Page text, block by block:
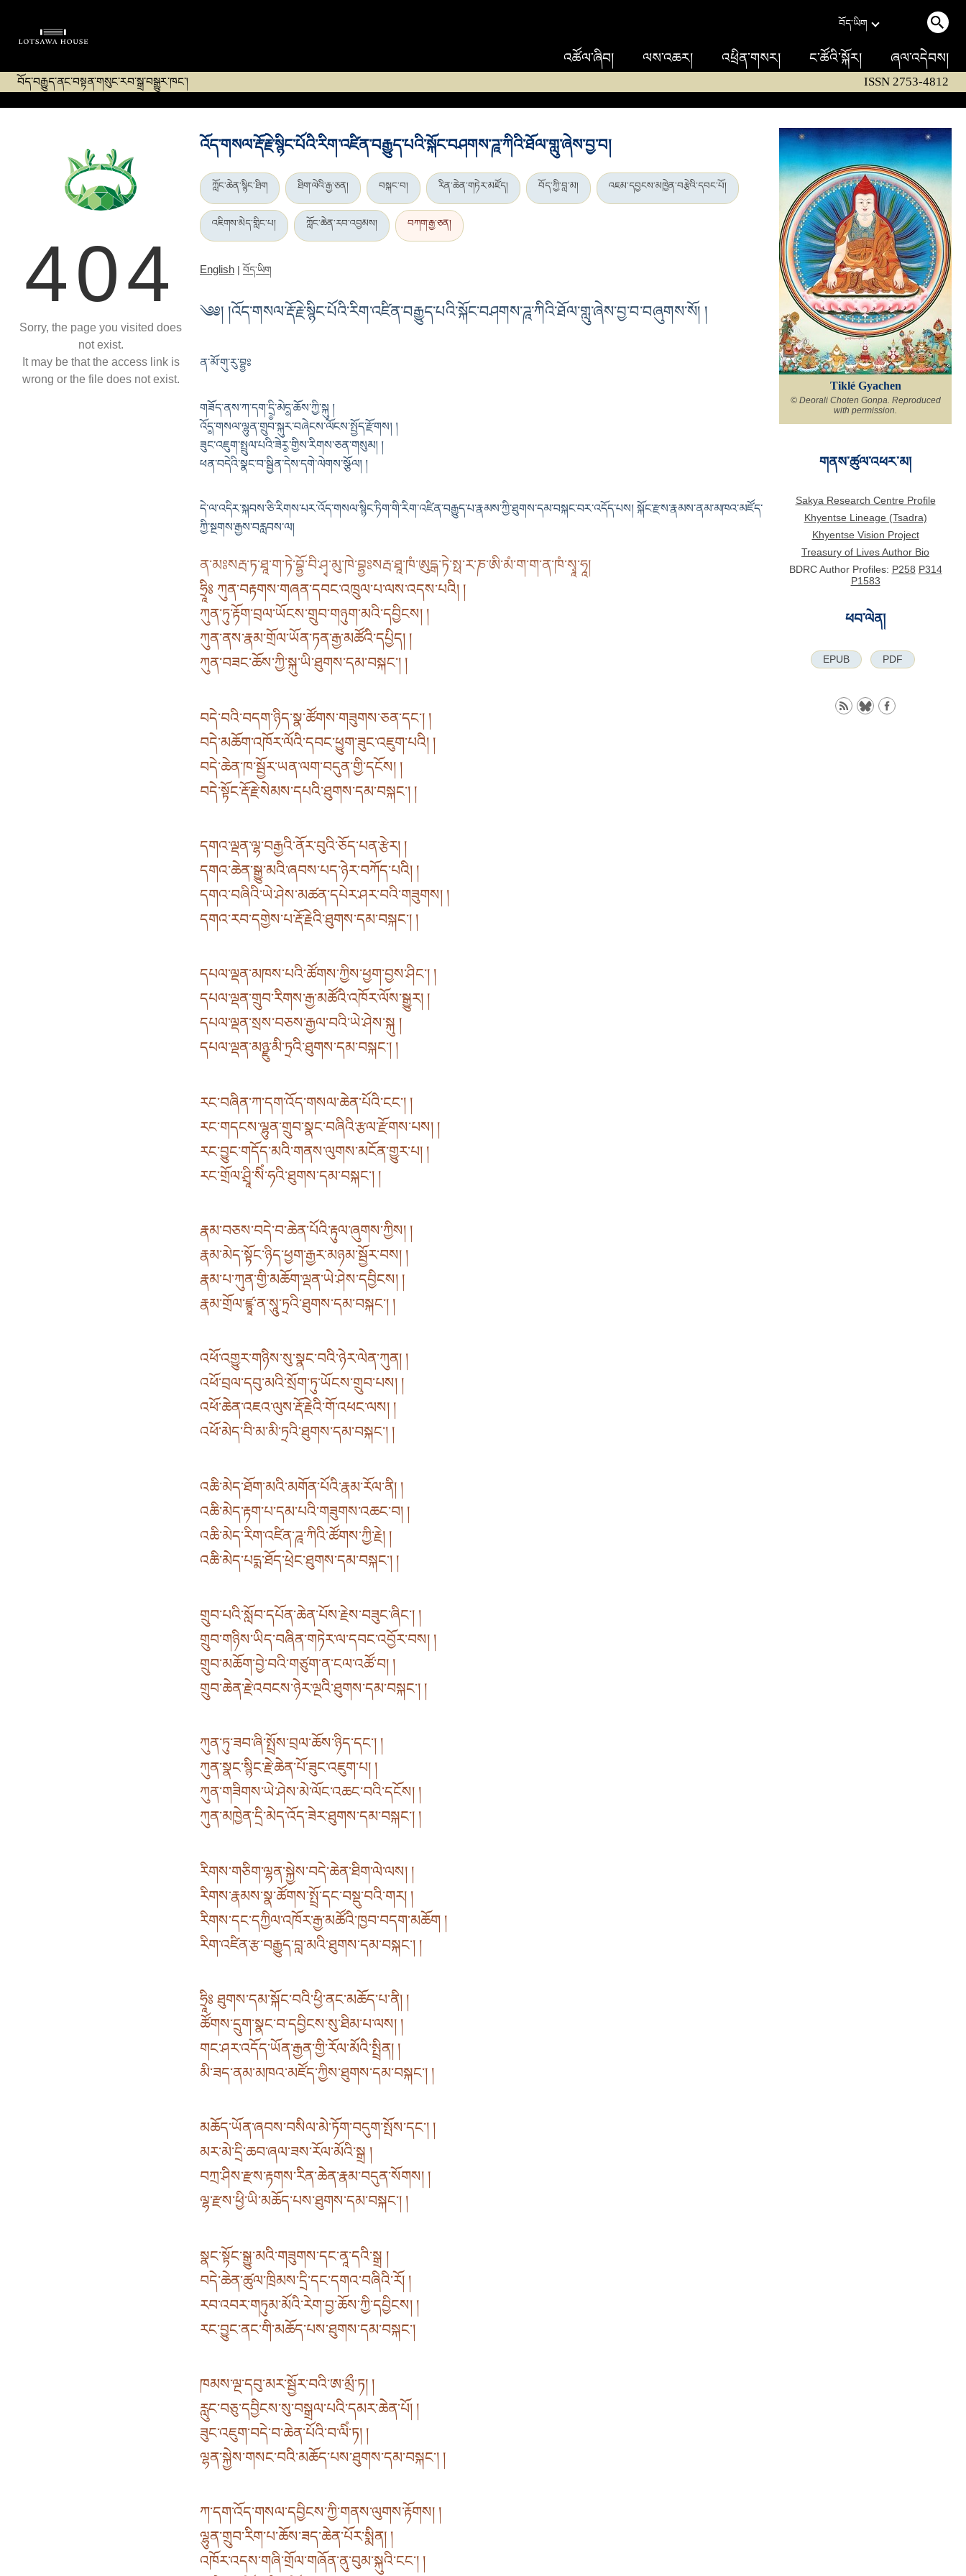
བོད་ཡིག
འཚོལ་ཞིབ། ལས་འཆར། འཕྲིན་གསར། ང་ཚོའི་སྐོར། ཞལ་འདེབས།
བོད་བརྒྱུད་ནང་བསྟན་གསུང་རབ་སྒྲ་བསྒྱུར་ཁང་། ISSN 2753-4812
404
Sorry, the page you visited does
not exist.
It may be that the access link is
wrong or the file does not exist.
འོད་གསལ་རྡོ་རྗེ་སྙིང་པོའི་རིག་འཛིན་བརྒྱུད་པའི་སྐོང་བཤགས་ཌཱ་ཀིའི་ཐོལ་གླུ་ཞེས་བྱ་བ།
ཀློང་ཆེན་སྙིང་ཐིག ཐིག་ལེའི་རྒྱ་ཅན། བསྐང་བ། རིན་ཆེན་གཏེར་མཛོད། བོད་ཀྱི་བླ་མ། འཇམ་དབྱངས་མཁྱེན་བརྩེའི་དབང་པོ།
འཇིགས་མེད་གླིང་པ། ཀློང་ཆེན་རབ་འབྱམས། བཀག་རྒྱ་ཅན།
English | བོད་ཡིག
༄༅། །འོད་གསལ་རྡོ་རྗེ་སྙིང་པོའི་རིག་འཛིན་བརྒྱུད་པའི་སྐོང་བཤགས་ཌཱ་ཀིའི་ཐོལ་གླུ་ཞེས་བྱ་བ་བཞུགས་སོ། །
ན་མོ་གུ་རུ་བྷྱཿ
གཟོད་ནས་ཀ་དག་དྲི༵་མེད༵་ཆོས་ཀྱི་སྐུ །
འོད༵་གསལ་ལྷུན་གྲུབ་སྐུར་བཞེངས་ལོངས་སྤྱོད་རྫོགས། །
ཟུང་འཇུག་སྤྲུལ་པའི་ཟེར༵་གྱིས་རིགས་ཅན་གསུམ། །
ཕན་བདེའི་སྣང་བ་སྦྱིན་དེས་དགེ་ལེགས་སྩོལ། །
དེ་ལ་འདིར་སྐབས་ཅི་རིགས་པར་འོད་གསལ་སྙིང་ཏིག་གི་རིག་འཛིན་བརྒྱུད་པ་རྣམས་ཀྱི་ཐུགས་དམ་བསྐང་བར་འདོད་པས། སྐོང་རྫས་རྣམས་ནམ་མཁའ་མཛོད་
ཀྱི་སྔགས་རྒྱས་བརླབས་ལ།
ན་མཿསརྦ་ཏ་ཐཱ་ག་ཏེ་བྷྱོ་བི་ཤྭ་མུ་ཁེ་བྷྱཿསརྦ་ཐཱ་ཁཾ་ཨུདྒ་ཏེ་སྥ་ར་ཎ་ཨི་མཾ་ག་ག་ན་ཁཾ་སྭཱ་ཧཱ།
ཧྲཱིཿ ཀུན་བརྟགས་གཞན་དབང་འཁྲུལ་པ་ལས་འདས་པའི། །
ཀུན་ཏུ་རྟོག་བྲལ་ཡོངས་གྲུབ་གཉུག་མའི་དབྱིངས། །
ཀུན་ནས་རྣམ་གྲོལ་ཡོན་ཏན་རྒྱ་མཚོའི་དཔྱིད། །
ཀུན་བཟང་ཆོས་ཀྱི་སྐུ་ཡི་ཐུགས་དམ་བསྐང་། །
བདེ་བའི་བདག་ཉིད་སྣ་ཚོགས་གཟུགས་ཅན་དང་། །
བདེ་མཆོག་འཁོར་ལོའི་དབང་ཕྱུག་ཟུང་འཇུག་པའི། །
བདེ་ཆེན་ཁ་སྦྱོར་ཡན་ལག་བདུན་གྱི་དངོས། །
བདེ་སྟོང་རྡོ་རྗེ་སེམས་དཔའི་ཐུགས་དམ་བསྐང་། །
དགའ་ལྡན་ལྷ་བརྒྱའི་ནོར་བུའི་ཅོད་པན་རྩེར། །
དགའ་ཆེན་སྒྱུ་མའི་ཞབས་པད་ཉེར་བཀོད་པའི། །
དགའ་བཞིའི་ཡེ་ཤེས་མཚན་དཔེར་ཤར་བའི་གཟུགས། །
དགའ་རབ་དགྱེས་པ་རྡོ་རྗེའི་ཐུགས་དམ་བསྐང་། །
དཔལ་ལྡན་མཁས་པའི་ཚོགས་ཀྱིས་ཕྱག་བྱས་ཤིང་། །
དཔལ་ལྡན་གྲུབ་རིགས་རྒྱ་མཚོའི་འཁོར་ལོས་སྒྱུར། །
དཔལ་ལྡན་སྲས་བཅས་རྒྱལ་བའི་ཡེ་ཤེས་སྐུ །
དཔལ་ལྡན་མཉྫུ་མི་ཏྲའི་ཐུགས་དམ་བསྐང་། །
རང་བཞིན་ཀ་དག་འོད་གསལ་ཆེན་པོའི་ངང་། །
རང་གདངས་ལྷུན་གྲུབ་སྣང་བཞིའི་རྩལ་རྫོགས་པས། །
རང་བྱུང་གདོད་མའི་གནས་ལུགས་མངོན་གྱུར་པ། །
རང་གྲོལ་ཤྲཱི་སིཾ་ཧའི་ཐུགས་དམ་བསྐང་། །
རྣམ་བཅས་བདེ་བ་ཆེན་པོའི་རྟུལ་ཞུགས་ཀྱིས། །
རྣམ་མེད་སྟོང་ཉིད་ཕྱག་རྒྱར་མཉམ་སྦྱོར་བས། །
རྣམ་པ་ཀུན་གྱི་མཆོག་ལྡན་ཡེ་ཤེས་དབྱིངས། །
རྣམ་གྲོལ་ཛྙཱ་ན་སཱུ་ཏྲའི་ཐུགས་དམ་བསྐང་། །
འཕོ་འགྱུར་གཉིས་སུ་སྣང་བའི་ཉེར་ལེན་ཀུན། །
འཕོ་བྲལ་དབུ་མའི་སྲོག་ཏུ་ཡོངས་གྲུབ་པས། །
འཕོ་ཆེན་འཇའ་ལུས་རྡོ་རྗེའི་གོ་འཕང་ལས། །
འཕོ་མེད་བི་མ་མི་ཏྲའི་ཐུགས་དམ་བསྐང་། །
འཆི་མེད་ཐོག་མའི་མགོན་པོའི་རྣམ་རོལ་ནི། །
འཆི་མེད་རྟག་པ་དམ་པའི་གཟུགས་འཆང་བ། །
འཆི་མེད་རིག་འཛིན་ཌཱ་ཀིའི་ཚོགས་ཀྱི་རྗེ། །
འཆི་མེད་པདྨ་ཐོད་ཕྲེང་ཐུགས་དམ་བསྐང་། །
གྲུབ་པའི་སློབ་དཔོན་ཆེན་པོས་རྗེས་བཟུང་ཞིང་། །
གྲུབ་གཉིས་ཡིད་བཞིན་གཏེར་ལ་དབང་འབྱོར་བས། །
གྲུབ་མཆོག་བྱེ་བའི་གཙུག་ན་ངལ་འཚོ་བ། །
གྲུབ་ཆེན་རྗེ་འབངས་ཉེར་ལྔའི་ཐུགས་དམ་བསྐང་། །
ཀུན་ཏུ་ཟབ་ཞི་སྤྲོས་བྲལ་ཆོས་ཉིད་དང་། །
ཀུན་སྣང་སྙིང་རྗེ་ཆེན་པོ་ཟུང་འཇུག་པ། །
ཀུན་གཟིགས་ཡེ་ཤེས་མེ་ལོང་འཆང་བའི་དངོས། །
ཀུན་མཁྱེན་དྲི་མེད་འོད་ཟེར་ཐུགས་དམ་བསྐང་། །
རིགས་གཅིག་ལྷན་སྐྱེས་བདེ་ཆེན་ཐིག་ལེ་ལས། །
རིགས་རྣམས་སྣ་ཚོགས་སྤྲོ་དང་བསྡུ་བའི་གར། །
རིགས་དང་དཀྱིལ་འཁོར་རྒྱ་མཚོའི་ཁྱབ་བདག་མཆོག །
རིག་འཛིན་རྩ་བརྒྱུད་བླ་མའི་ཐུགས་དམ་བསྐང་། །
ཧྲཱིཿ ཐུགས་དམ་སྐོང་བའི་ཕྱི་ནང་མཆོད་པ་ནི། །
ཚོགས་དྲུག་སྣང་བ་དབྱིངས་སུ་ཐིམ་པ་ལས། །
གང་ཤར་འདོད་ཡོན་རྒྱན་གྱི་རོལ་མོའི་སྤྲིན། །
མི་ཟད་ནམ་མཁའ་མཛོད་ཀྱིས་ཐུགས་དམ་བསྐང་། །
མཆོད་ཡོན་ཞབས་བསིལ་མེ་ཏོག་བདུག་སྤོས་དང་། །
མར་མེ་དྲི་ཆབ་ཞལ་ཟས་རོལ་མོའི་སྒྲ །
བཀྲ་ཤིས་རྫས་རྟགས་རིན་ཆེན་རྣམ་བདུན་སོགས། །
ལྷ་རྫས་ཕྱི་ཡི་མཆོད་པས་ཐུགས་དམ་བསྐང་། །
སྣང་སྟོང་སྒྱུ་མའི་གཟུགས་དང་ནཱ་དའི་སྒྲ །
བདེ་ཆེན་ཚུལ་ཁྲིམས་དྲི་དང་དགའ་བཞིའི་རོ། །
རབ་འབར་གཏུམ་མོའི་རེག་བྱ་ཆོས་ཀྱི་དབྱིངས། །
རང་བྱུང་ནང་གི་མཆོད་པས་ཐུགས་དམ་བསྐང་།
ཁམས་ལྔ་དབུ་མར་སྦྱོར་བའི་ཨ་མྲྀ་ཏ། །
རླུང་བཅུ་དབྱིངས་སུ་བསྒྲལ་པའི་དམར་ཆེན་པོ། །
ཟུང་འཇུག་བདེ་བ་ཆེན་པོའི་བ་ལིཾ་ཏ། །
ལྷན་སྐྱེས་གསང་བའི་མཆོད་པས་ཐུགས་དམ་བསྐང་། །
ཀ་དག་འོད་གསལ་དབྱིངས་ཀྱི་གནས་ལུགས་རྟོགས། །
ལྷུན་གྲུབ་རིག་པ་ཆོས་ཟད་ཆེན་པོར་སྨིན། །
འཁོར་འདས་གཞི་གྲོལ་གཞོན་ནུ་བུམ་སྐུའི་ངང་། །
Tiklé Gyachen
© Deorali Choten Gonpa. Reproduced
with permission.
གནས་ཚུལ་འཕར་མ།
Sakya Research Centre Profile
Khyentse Lineage (Tsadra)
Khyentse Vision Project
Treasury of Lives Author Bio
BDRC Author Profiles: P258 P314
P1583
ཕབ་ལེན།
EPUB PDF